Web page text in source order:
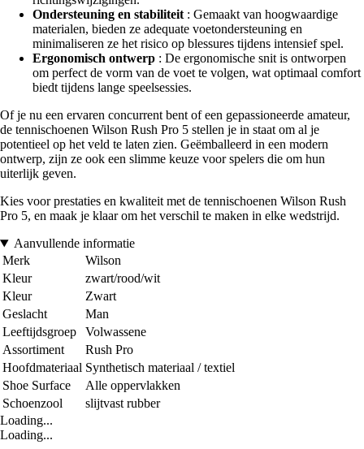
Ondersteuning en stabiliteit : Gemaakt van hoogwaardige
materialen, bieden ze adequate voetondersteuning en
minimaliseren ze het risico op blessures tijdens intensief spel.
Ergonomisch ontwerp : De ergonomische snit is ontworpen
om perfect de vorm van de voet te volgen, wat optimaal comfort
biedt tijdens lange speelsessies.
Of je nu een ervaren concurrent bent of een gepassioneerde amateur,
de tennischoenen Wilson Rush Pro 5 stellen je in staat om al je
potentieel op het veld te laten zien. Geëmballeerd in een modern
ontwerp, zijn ze ook een slimme keuze voor spelers die om hun
uiterlijk geven.
Kies voor prestaties en kwaliteit met de tennischoenen Wilson Rush
Pro 5, en maak je klaar om het verschil te maken in elke wedstrijd.
Aanvullende informatie
Merk
Wilson
Kleur
zwart/rood/wit
Kleur
Zwart
Geslacht
Man
Leeftijdsgroep
Volwassene
Assortiment
Rush Pro
Hoofdmateriaal Synthetisch materiaal / textiel
Shoe Surface
Alle oppervlakken
Schoenzool
slijtvast rubber
Loading...
Loading...